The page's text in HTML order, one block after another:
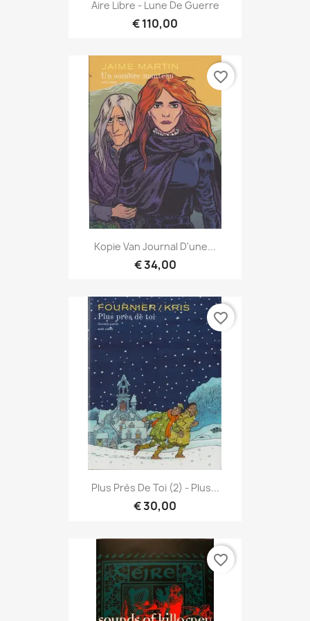
Aire Libre - Lune De Guerre
€ 110,00
Kopie Van Journal D'une...
€ 34,00
favorite_border
Plus Près De Toi (2) - Plus...
€ 30,00
favorite_border
favorite_border